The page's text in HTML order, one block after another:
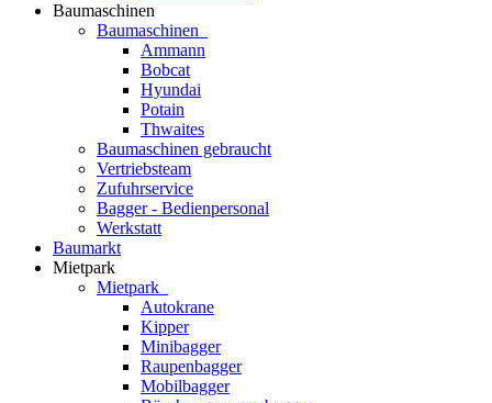
Baumaschinen
Baumaschinen
Ammann
Bobcat
Hyundai
Potain
Thwaites
Baumaschinen gebraucht
Vertriebsteam
Zufuhrservice
Bagger - Bedienpersonal
Werkstatt
Baumarkt
Mietpark
Mietpark
Autokrane
Kipper
Minibagger
Raupenbagger
Mobilbagger